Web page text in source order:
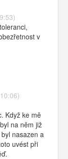
v
Když ke mě
na něm již
nasazen a
uvést při